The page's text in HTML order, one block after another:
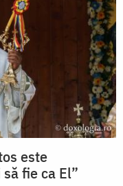
este
fie ca El”